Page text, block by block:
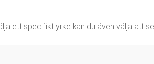
ett specifikt yrke kan du även välja att se